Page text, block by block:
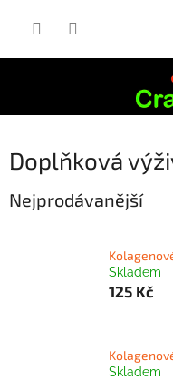
Doplňková
Nejprodávanější
Skladem
125 Kč
Skladem